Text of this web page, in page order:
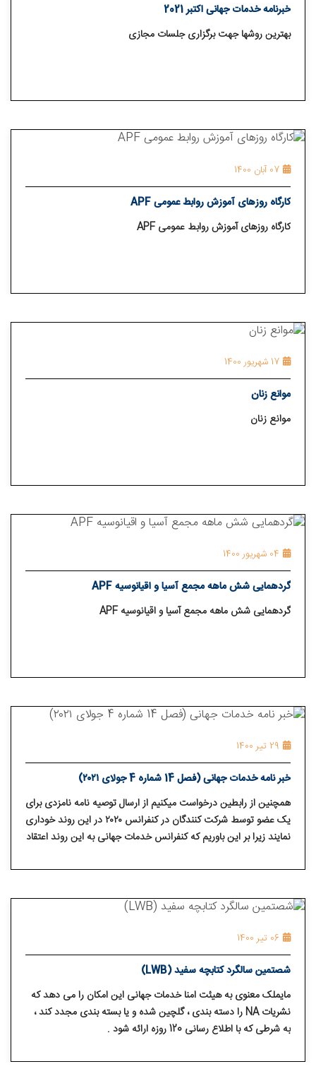
خبرنامه خدمات جهانی اکتبر 2021
بهترین روشها جهت برگزاری جلسات مجازی
07 آبان 1400
کارگاه روزهای آموزش روابط عمومی APF
کارگاه روزهای آموزش روابط عمومی APF
17 شهریور 1400
موانع زنان
موانع زنان
04 شهریور 1400
گردهمایی شش ماهه مجمع آسیا و اقیانوسیه APF
گردهمایی شش ماهه مجمع آسیا و اقیانوسیه APF
29 تیر 1400
خبر نامه خدمات جهانی (فصل 14 شماره 4 جولای ۲۰۲۱)
همچنین از رابطین درخواست میکنیم از ارسال توصیه نامه نامزدی برای
یک عضو توسط شرکت کنندگان در کنفرانس ۲۰۲۰ در این روند خوداری
نمایند زیرا بر این باوریم که کنفرانس خدمات جهانی به این روند اعتقاد
نگرفته اند و در طی ۲۰ سال گذشته هیچگاه در کنفرانس خدمات
06 تیر 1400
شصتمین سالگرد کتابچه سفید (LWB)
مایملک معنوی به هیئت امنا خدمات جهانی این امکان را می دهد که
نشریات NA را دسته بندی ، گلچین شده و یا بسته بندی مجدد کند ،
به شرطی که با اطلاع رسانی 120 روزه ارائه شود .